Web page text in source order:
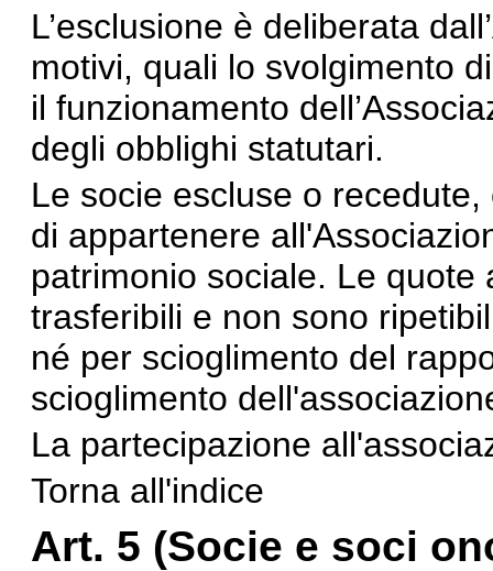
L’esclusione è deliberata
motivi, quali lo svolgimento
il funzionamento
degli obblighi statutari.
Le socie escluse o
di appartenere
patrimonio sociale. Le
trasferibili e non sono
né per scioglimento del
scioglimento
La partecipazione
Torna all'indice
Art. 5 (Socie e soci